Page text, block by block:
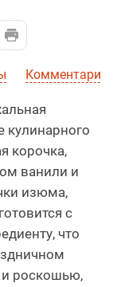
Комментарии
кулинарного
корочка,
ванили и
изюма,
с
что
и роскошью,